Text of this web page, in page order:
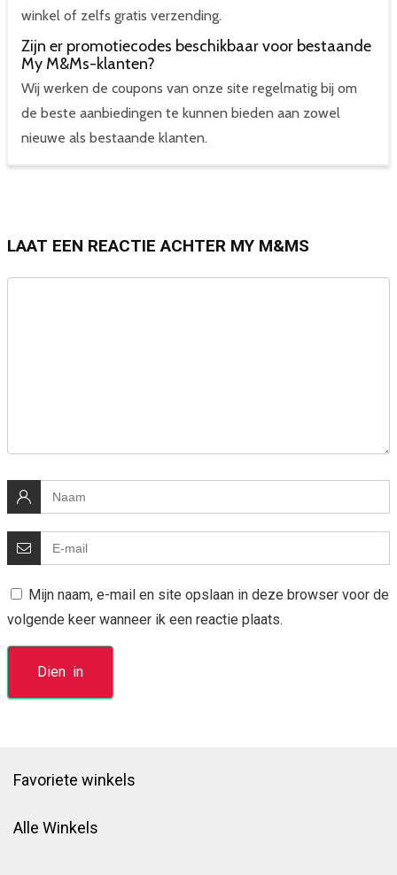
winkel of zelfs gratis verzending.
Zijn er promotiecodes beschikbaar voor bestaande
My M&Ms-klanten?
Wij werken de coupons van onze site regelmatig bij om
de beste aanbiedingen te kunnen bieden aan zowel
nieuwe als bestaande klanten.
LAAT EEN REACTIE ACHTER MY M&MS
Mijn naam, e-mail en site opslaan in deze browser voor de
volgende keer wanneer ik een reactie plaats.
Favoriete winkels
Alle Winkels